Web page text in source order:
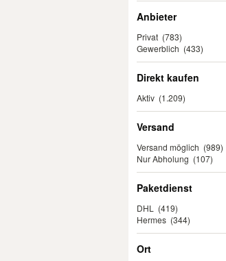
Anbieter
Privat (783)
Gewerblich (433)
Direkt kaufen
Aktiv (1.209)
Versand
Versand möglich (989)
Nur Abholung (107)
Paketdienst
DHL
(419)
Hermes (344)
Ort